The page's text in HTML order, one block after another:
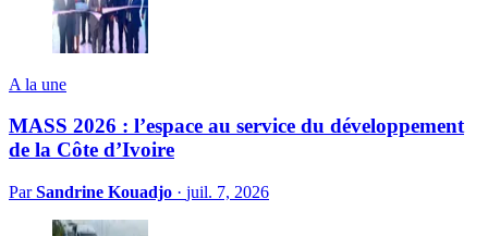
A la une
MASS 2026 : l’espace au service du développement
de la Côte d’Ivoire
ParSandrine Kouadjo · juil. 7, 2026